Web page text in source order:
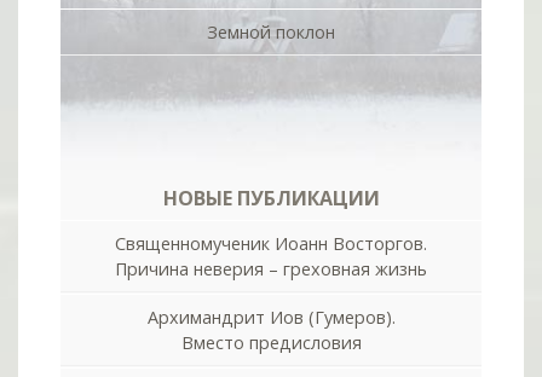
Земной поклон
НОВЫЕ ПУБЛИКАЦИИ
Священномученик Иоанн Восторгов.
Причина неверия – греховная жизнь
Архимандрит Иов (Гумеров).
Вместо предисловия